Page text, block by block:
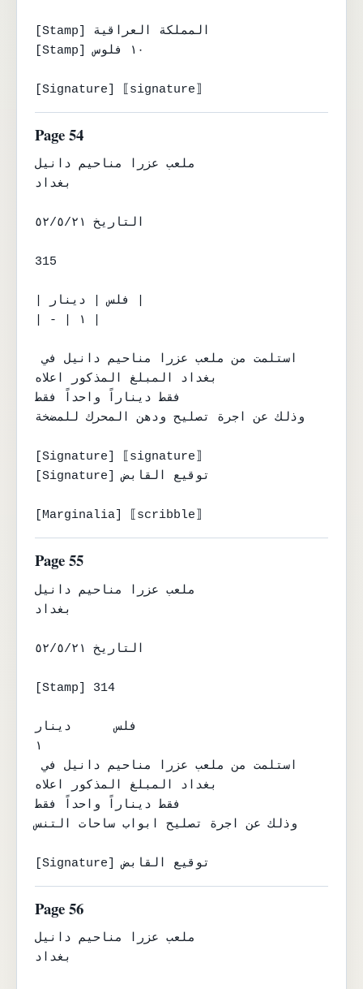
[Stamp] المملكة العراقية
[Stamp] ١٠ فلوس
[Signature] ⟦signature⟧
Page 54
ملعب عزرا مناحيم دانيل
بغداد
التاريخ ٥٢/٥/٢١
315
| - | ١ |
استلمت من ملعب عزرا مناحيم دانيل في
بغداد المبلغ المذكور اعلاه
فقط ديناراً واحداً فقط
وذلك عن اجرة تصليح ودهن المحرك للمضخة
[Signature] ⟦signature⟧
[Signature] توقيع القابض
[Marginalia] ⟦scribble⟧
Page 55
ملعب عزرا مناحيم دانيل
بغداد
التاريخ ٥٢/٥/٢١
[Stamp] 314
فلس      دينار
١
استلمت من ملعب عزرا مناحيم دانيل في
بغداد المبلغ المذكور اعلاه
فقط ديناراً واحداً فقط
وذلك عن اجرة تصليح ابواب ساحات التنس
[Signature] توقيع القابض
Page 56
ملعب عزرا مناحيم دانيل
بغداد